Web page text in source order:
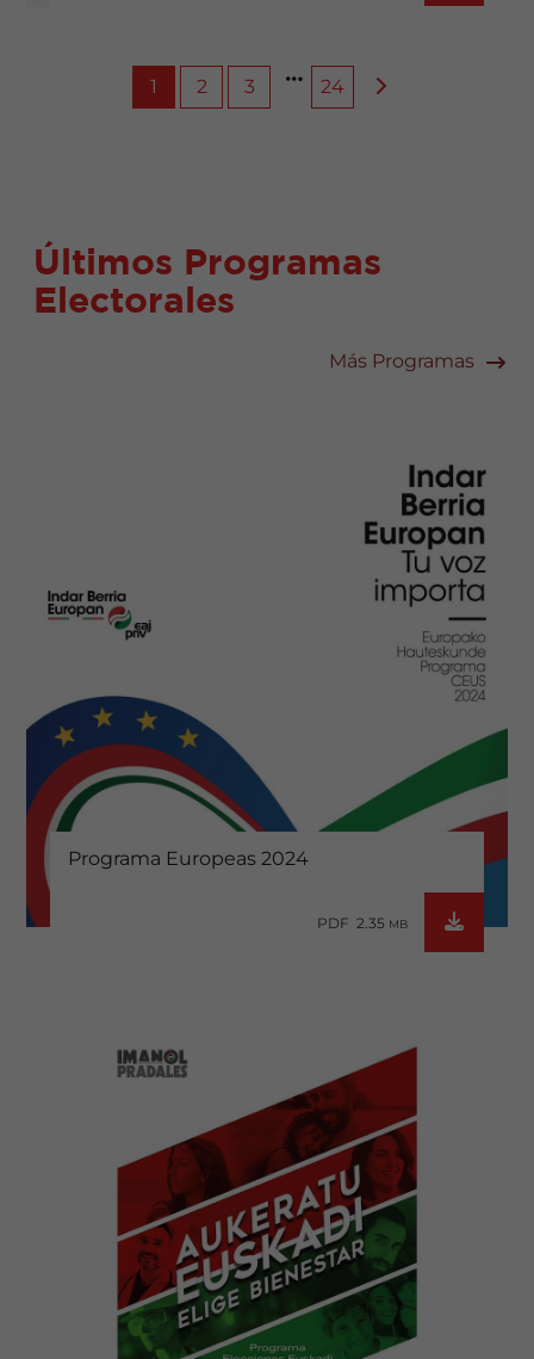
1 2 3 24
Últimos Programas
Electorales
Más Programas
Programa Europeas 2024
PDF 2.35 MB